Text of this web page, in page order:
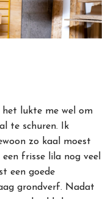
het lukte me wel om
te schuren. Ik
zo kaal moest
frisse lila nog veel
een goede
grondverf. Nadat